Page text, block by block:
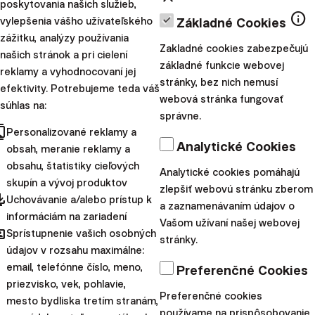
spája riziko aminulé výnosy nie sú zárukou
budúcich výnosov.
Spoznajte riziká, ktoré
podstupujete pri investovaní.
Daňové oslobodenia sa vzťahujú výhradne na
rezidentov danej krajiny a môžu sa líšiť v
závislosti od konkrétnych daňových zákonov.
Pozrite si naše prebiehajúce aj ukončené akcie.
Radoslav
Kasík
Zdieľajte tento článok:
poskytovania našich služieb,
vylepšenia vášho užívateľského
zážitku, analýzy používania
našich stránok a pri cielení
reklamy a vyhodnocovaní jej
efektivity. Potrebujeme teda váš
súhlas na:
Personalizované reklamy a
obsah, meranie reklamy a
obsahu, štatistiky cieľových
skupín a vývoj produktov
Uchovávanie a/alebo prístup k
informáciám na zariadení
Sprístupnenie vašich osobných
údajov v rozsahu maximálne:
email, telefónne číslo, meno,
priezvisko, vek, pohlavie,
mesto bydliska tretím stranám,
Základné Cookies info
Zakladné cookies zabezpečujú
základné funkcie webovej
stránky, bez nich nemusí
webová stránka fungovať
správne.
Analytické Cookies
Analytické cookies pomáhajú
zlepšiť webovú stránku zberom
a zaznamenávaním údajov o
Vašom užívaní našej webovej
stránky.
Preferenčné Cookies
Preferenčné cookies